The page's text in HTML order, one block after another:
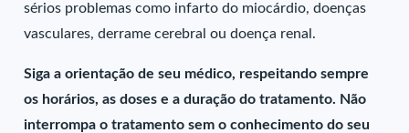
sérios problemas como infarto do miocárdio, doenças
vasculares, derrame cerebral ou doença renal.
Siga a orientação de seu médico, respeitando sempre
os horários, as doses e a duração do tratamento. Não
interrompa o tratamento sem o conhecimento do seu